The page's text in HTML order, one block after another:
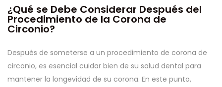
¿Qué se Debe Considerar Después del
Procedimiento de la Corona de
Circonio?
Después de someterse a un procedimiento de corona de
circonio, es esencial cuidar bien de su salud dental para
mantener la longevidad de su corona. En este punto,